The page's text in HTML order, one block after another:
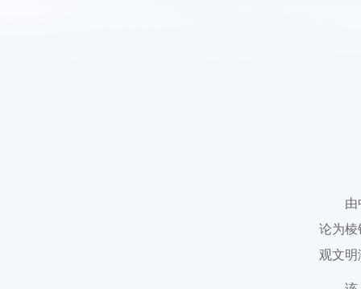
由
论为棱
观文明